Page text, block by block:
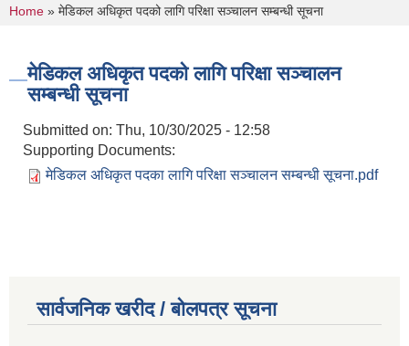
You are here
Home » मेडिकल अधिकृत पदको लागि परिक्षा सञ्चालन सम्बन्धी सूचना
मेडिकल अधिकृत पदको लागि परिक्षा सञ्चालन
सम्बन्धी सूचना
Submitted on: Thu, 10/30/2025 - 12:58
Supporting Documents:
मेडिकल अधिकृत पदका लागि परिक्षा सञ्चालन सम्बन्धी सूचना.pdf
सार्वजनिक खरीद / बोलपत्र सूचना